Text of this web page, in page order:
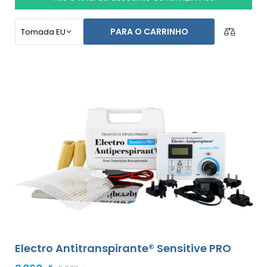
PARA O CARRINHO
Electro Antitranspirante® Sensitive PRO